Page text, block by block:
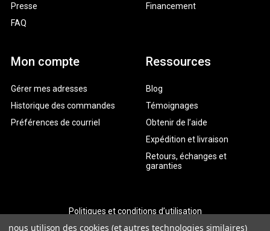
Presse
FAQ
Financement
Mon compte
Gérer mes adresses
Historique des commandes
Préférences de courriel
Ressources
Blog
Témoignages
Obtenir de l’aide
Expédition et livraison
Retours, échanges et
garanties
Politiques et conditions d’utilisation
Politique de confidentialité
nous utilison des cookies (et autres technologies similaires)